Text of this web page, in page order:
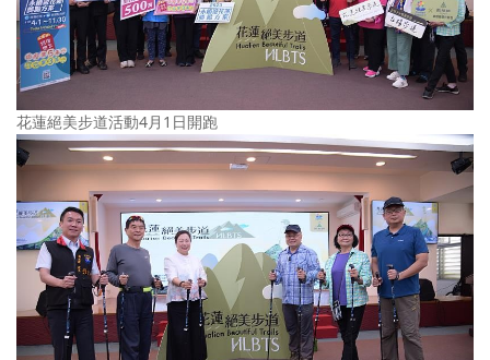
花蓮絕美步道活動4月1日開跑